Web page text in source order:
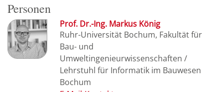
Personen
Prof. Dr.-Ing. Markus König
Ruhr-Universität Bochum, Fakultät für
Bau- und
Umweltingenieurwissenschaften /
Lehrstuhl für Informatik im Bauwesen
Bochum